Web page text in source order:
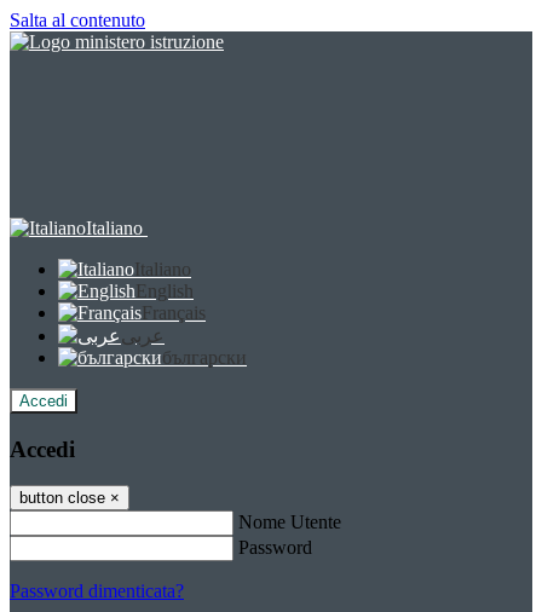
Salta al contenuto
Italiano
Italiano
English
Français
عربى
български
Accedi
Accedi
button close ×
Nome Utente
Password
Password dimenticata?